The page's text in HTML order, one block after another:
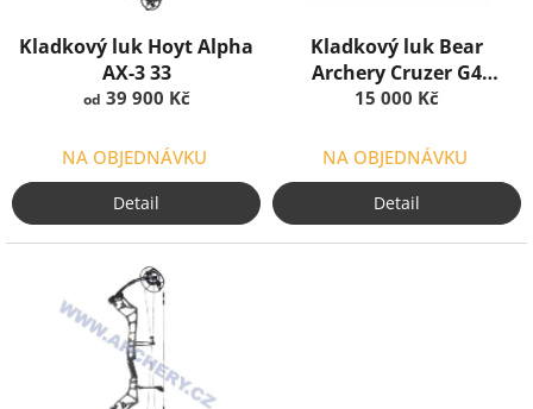
Kladkový luk Hoyt Alpha
AX-3 33
od 39 900 Kč
NA OBJEDNÁVKU
Detail
Kladkový luk Bear
Archery Cruzer G4
Package 30" osa/osa, 315
15 000 Kč
NA OBJEDNÁVKU
Detail